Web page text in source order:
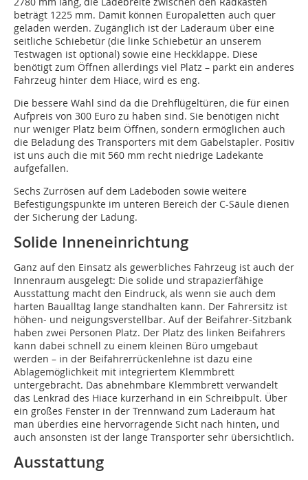
beträgt 1225 mm. Damit können Europaletten auch quer
geladen werden. Zugänglich ist der Laderaum über eine
seitliche Schiebetür (die linke Schiebetür an unserem
Testwagen ist optional) sowie eine Heckklappe. Diese
benötigt zum Öffnen allerdings viel Platz – parkt ein anderes
Fahrzeug hinter dem Hiace, wird es eng.
Die bessere Wahl sind da die Drehflügeltüren, die für einen
Aufpreis von 300 Euro zu haben sind. Sie benötigen nicht
nur weniger Platz beim Öffnen, sondern ermöglichen auch
die Beladung des Transporters mit dem Gabelstapler. Positiv
ist uns auch die mit 560 mm recht niedrige Ladekante
aufgefallen.
Sechs Zurrösen auf dem Ladeboden sowie weitere
Befestigungspunkte im unteren Bereich der C-Säule dienen
der Sicherung der Ladung.
Solide Inneneinrichtung
Ganz auf den Einsatz als gewerbliches Fahrzeug ist auch der
Innenraum ausgelegt: Die solide und strapazierfähige
Ausstattung macht den Eindruck, als wenn sie auch dem
harten Baualltag lange standhalten kann. Der Fahrersitz ist
höhen- und neigungsverstellbar. Auf der Beifahrer-Sitzbank
haben zwei Personen Platz. Der Platz des linken Beifahrers
kann dabei schnell zu einem kleinen Büro umgebaut
werden – in der Beifahrerrückenlehne ist dazu eine
Ablagemöglichkeit mit integriertem Klemmbrett
untergebracht. Das abnehmbare Klemmbrett verwandelt
das Lenkrad des Hiace kurzerhand in ein Schreibpult. Über
ein großes Fenster in der Trennwand zum Laderaum hat
man überdies eine hervorragende Sicht nach hinten, und
auch ansonsten ist der lange Transporter sehr übersichtlich.
Ausstattung